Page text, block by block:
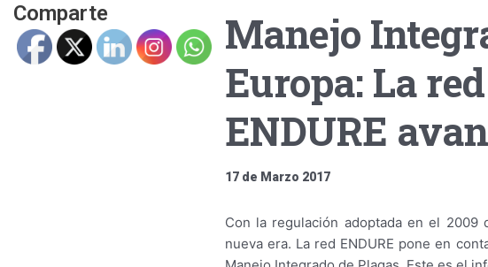
Comparte
Manejo
Europa: La
ENDURE
17 de Marzo 2017
Con la regulación adoptada en el
nueva era. La red ENDURE pone en